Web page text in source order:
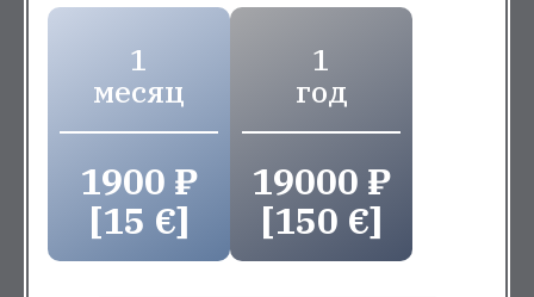
1
месяц
1900 ₽
[15 €]
1
год
19000 ₽
[150 €]